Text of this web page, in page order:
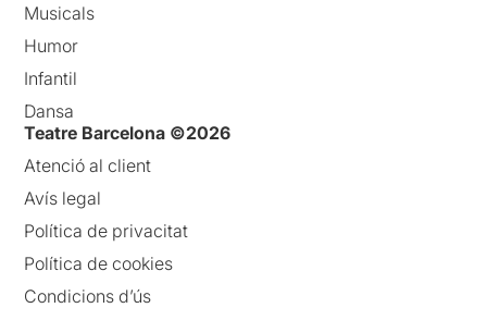
Musicals
Humor
Infantil
Dansa
Teatre Barcelona ©2026
Atenció al client
Avís legal
Política de privacitat
Política de cookies
Condicions d’ús